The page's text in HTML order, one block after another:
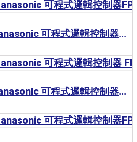
Panasonic 可程式邏輯控制器FP2
Panasonic 可程式邏輯控制器 FPG